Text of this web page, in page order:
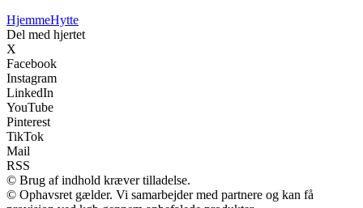
HjemmeHytte
Del med hjertet
X
Facebook
Instagram
LinkedIn
YouTube
Pinterest
TikTok
Mail
RSS
© Brug af indhold kræver tilladelse.
© Ophavsret gælder. Vi samarbejder med partnere og kan få